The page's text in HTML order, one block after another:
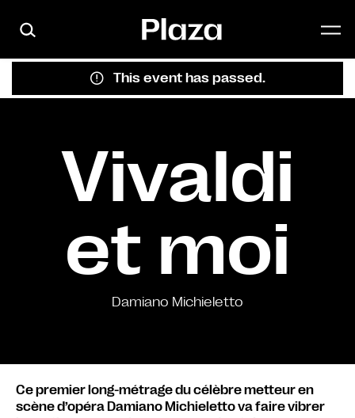
This event has passed.
Vivaldi
et moi
Damiano Michieletto
Ce premier long-métrage du célèbre metteur en
scène d’opéra Damiano Michieletto va faire vibrer